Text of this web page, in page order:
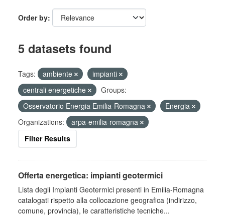
Order by
5 datasets found
Tags: ambiente
impianti
centrali energetiche
Groups:
Osservatorio Energia Emilia-Romagna
Energia
Organizations:
arpa-emilia-romagna
Filter Results
Offerta energetica: impianti geotermici
Lista degli Impianti Geotermici presenti in Emilia-Romagna
catalogati rispetto alla collocazione geografica (indirizzo,
comune, provincia), le caratteristiche tecniche...